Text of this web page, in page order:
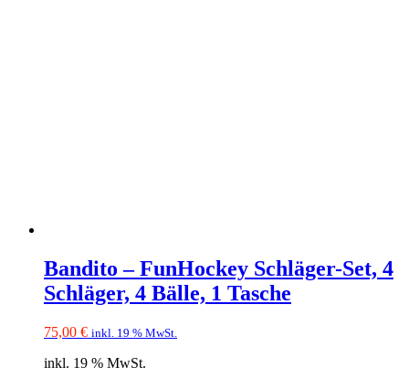
Bandito – FunHockey Schläger-Set, 4
Schläger, 4 Bälle, 1 Tasche
75,00 € inkl. 19 % MwSt.
inkl. 19 % MwSt.